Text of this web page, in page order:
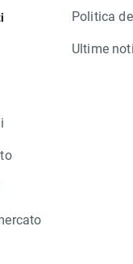
Politica
Ultime